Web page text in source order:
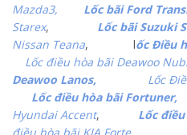
Mazda3,
Lốc bãi Ford
Starex, Lốc bãi Suzuki
Nissan Teana, lốc Điều
Lốc điều hòa bãi Deawoo
Deawoo Lanos,
Lốc
Lốc điều hòa bãi Fortuner,
Hyundai Accent, Lốc